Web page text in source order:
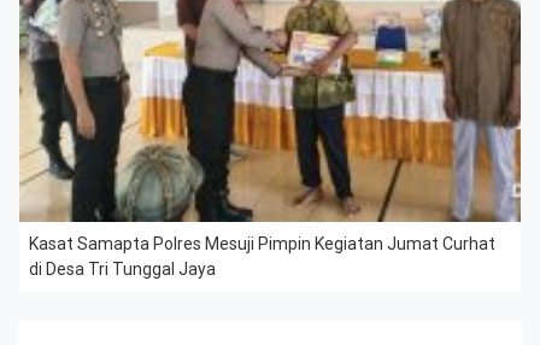
Kasat Samapta Polres Mesuji Pimpin Kegiatan Jumat Curhat
di Desa Tri Tunggal Jaya